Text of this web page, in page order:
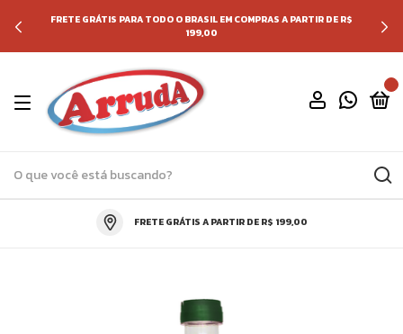
FRETE GRÁTIS PARA TODO O BRASIL EM COMPRAS A PARTIR DE R$
199,00
FRETE GRÁTIS A PARTIR DE R$ 199,00